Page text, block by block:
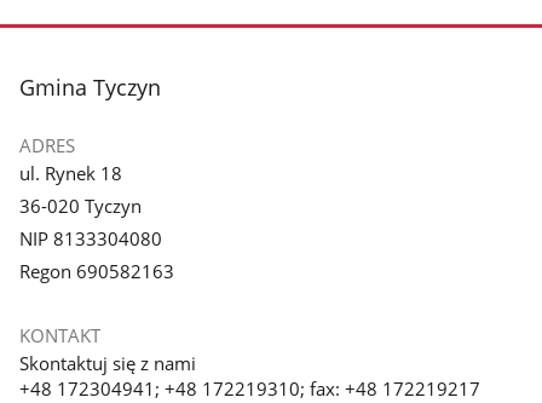
stopka
Gmina Tyczyn
ADRES
ul. Rynek 18
36-020 Tyczyn
NIP 8133304080
Regon 690582163
KONTAKT
Skontaktuj się z nami
+48 172304941; +48 172219310; fax: +48 172219217